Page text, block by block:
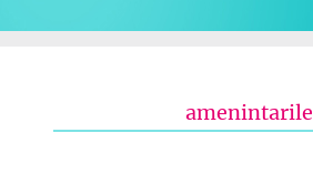
amenintarile